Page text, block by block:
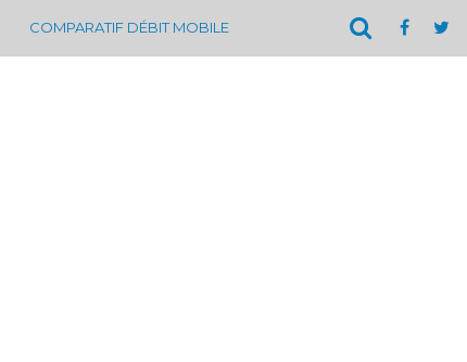
COMPARATIF DÉBIT MOBILE